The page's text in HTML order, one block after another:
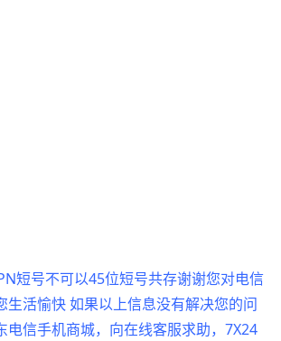
短号不可以45位短号共存谢谢您对电信
生活愉快 如果以上信息没有解决您的问
电信手机商城，向在线客服求助，7X24